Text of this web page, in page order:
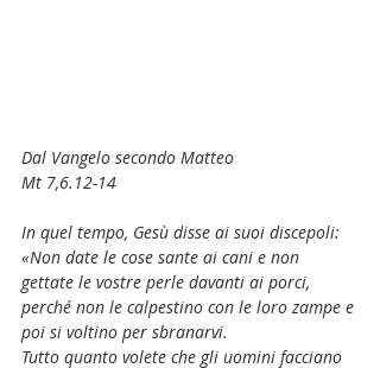
Dal Vangelo secondo Matteo
Mt 7,6.12-14
In quel tempo, Gesù disse ai suoi discepoli:
«Non date le cose sante ai cani e non
gettate le vostre perle davanti ai porci,
perché non le calpestino con le loro zampe e
poi si voltino per sbranarvi.
Tutto quanto volete che gli uomini facciano